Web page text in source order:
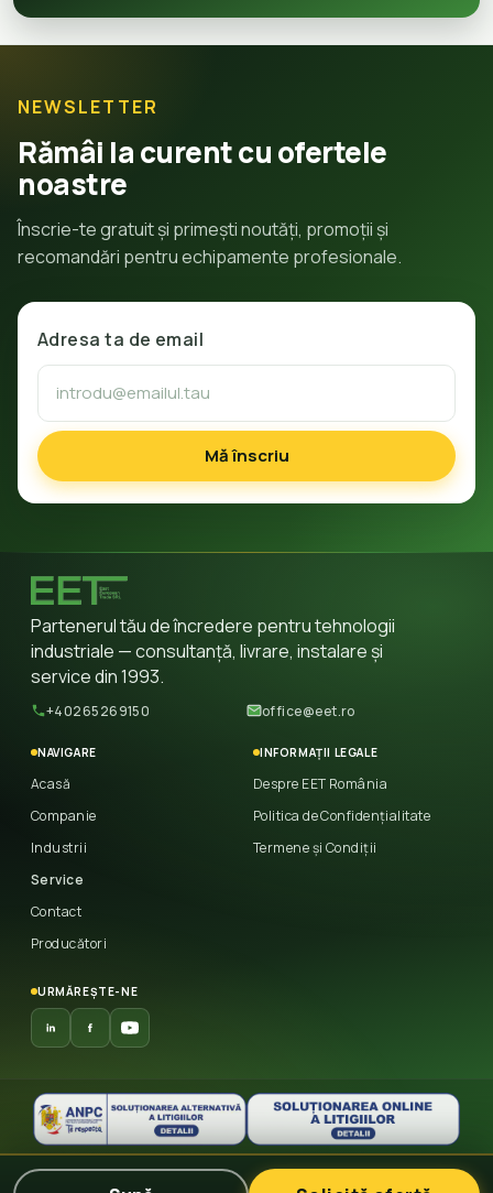
NEWSLETTER
Rămâi la curent cu ofertele
noastre
Înscrie-te gratuit și primești noutăți, promoții și
recomandări pentru echipamente profesionale.
Adresa ta de email
Mă înscriu
Partenerul tău de încredere pentru tehnologii
industriale — consultanță, livrare, instalare și
service din 1993.
+40265269150 office@eet.ro
NAVIGARE
Acasă
Companie
Industrii
Service
Contact
Producători
INFORMAȚII LEGALE
Despre EET România
Politica de Confidențialitate
Termene și Condiții
URMĂREȘTE-NE
© 2026 East European Trade — Toate drepturile